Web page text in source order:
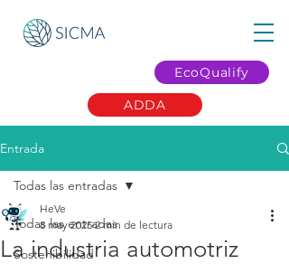
EcoQualify
ADDA
Entrada
Todas las entradas
Sostenibilidad
Todas las entradas
La industria automotriz
HeVe
8 may 2025 2 min de lectura